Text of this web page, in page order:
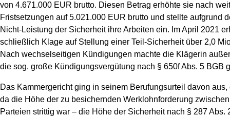
von 4.671.000 EUR brutto. Diesen Betrag erhöhte sie nach
Fristsetzungen auf 5.021.000 EUR brutto und stellte aufgrund
Nicht-Leistung der Sicherheit ihre Arbeiten ein. Im April 2021
schließlich Klage auf Stellung einer Teil-Sicherheit über 2,0
Nach wechselseitigen Kündigungen machte die Klägerin
die sog. große Kündigungsvergütung nach § 650f Abs. 5 BGB
Das Kammergericht ging in seinem Berufungsurteil davon aus,
da die Höhe der zu besichernden Werklohnforderung
Parteien strittig war – die Höhe der Sicherheit nach § 287 Abs.